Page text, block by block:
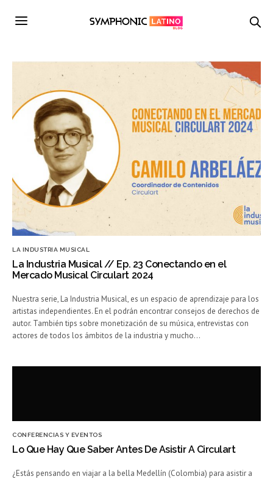
LA INDUSTRIA MUSICAL
La Industria Musical // Ep. 23 Conectando en el
Mercado Musical Circulart 2024
Nuestra serie, La Industria Musical, es un espacio de aprendizaje para los
artistas independientes. En el podrán encontrar consejos de derechos de
autor. También tips sobre monetización de su música, entrevistas con
actores de todos los ámbitos de la industria y mucho…
CONFERENCIAS Y EVENTOS
Lo Que Hay Que Saber Antes De Asistir A Circulart
¿Estás pensando en viajar a la bella Medellín (Colombia) para asistir a